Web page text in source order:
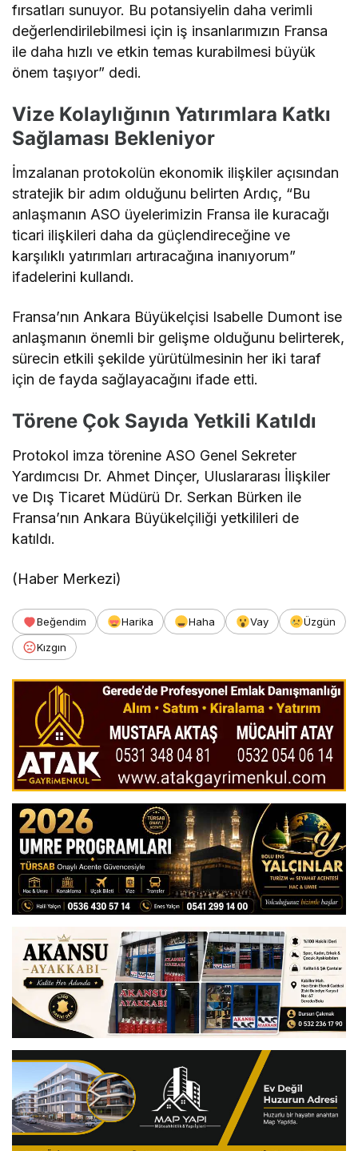
fırsatları sunuyor. Bu potansiyelin daha verimli
değerlendirilebilmesi için iş insanlarımızın Fransa
ile daha hızlı ve etkin temas kurabilmesi büyük
önem taşıyor” dedi.
Vize Kolaylığının Yatırımlara Katkı
Sağlaması Bekleniyor
İmzalanan protokolün ekonomik ilişkiler açısından
stratejik bir adım olduğunu belirten Ardıç, “Bu
anlaşmanın ASO üyelerimizin Fransa ile kuracağı
ticari ilişkileri daha da güçlendireceğine ve
karşılıklı yatırımları artıracağına inanıyorum”
ifadelerini kullandı.
Fransa’nın Ankara Büyükelçisi Isabelle Dumont ise
anlaşmanın önemli bir gelişme olduğunu belirterek,
sürecin etkili şekilde yürütülmesinin her iki taraf
için de fayda sağlayacağını ifade etti.
Törene Çok Sayıda Yetkili Katıldı
Protokol imza törenine ASO Genel Sekreter
Yardımcısı Dr. Ahmet Dinçer, Uluslararası İlişkiler
ve Dış Ticaret Müdürü Dr. Serkan Bürken ile
Fransa’nın Ankara Büyükelçiliği yetkilileri de
katıldı.
(Haber Merkezi)
Beğendim Harika Haha Vay
Üzgün
Kızgın